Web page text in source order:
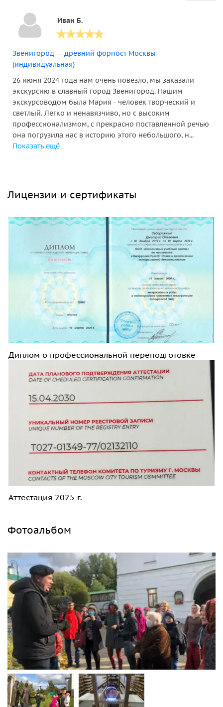
Иван Б.
Звенигород — древний форпост Москвы
(индивидуальная)
26 июня 2024 года нам очень повезло, мы заказали
экскурсию в славный город Звенигород. Нашим
экскурсоводом была Мария - человек творческий и
светлый. Легко и ненавязчиво, но с высоким
профессионализмом, с прекрасно поставленной речью
она погрузила нас в историю этого небольшого, н...
Показать ещё
Лицензии и сертификаты
Диплом о профессиональной переподготовке
Аттестация 2025 г.
Фотоальбом